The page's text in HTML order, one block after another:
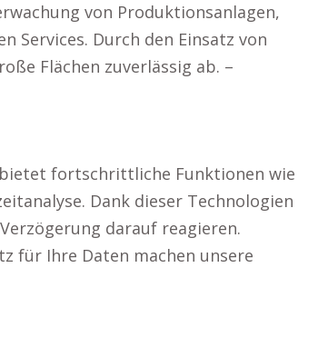
von Produktionsanlagen,
Services. Durch den Einsatz von
Flächen zuverlässig ab. –
fortschrittliche Funktionen wie
Dank dieser Technologien
darauf reagieren.
für Ihre Daten machen unsere